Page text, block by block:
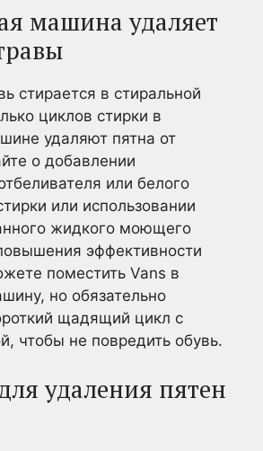
машина удаляет
стирается в стиральной
циклов стирки в
удаляют пятна от
о добавлении
или белого
или использовании
жидкого моющего
эффективности
поместить Vans в
но обязательно
щадящий цикл с
чтобы не повредить обувь.
удаления пятен